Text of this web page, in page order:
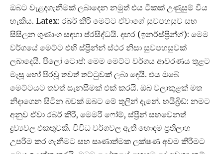
ඔබට වැළදගැනීමක් ලබාදෙන නමුත් එය ටිකක් උණුසුම් විය
හැකිය. Latex: රබර් කිරි මෙට්ට ඒවාගේ සුවපහසුව සහ
සිසිලන ගුණාංග සඳහා ප්රසිද්ධයි. දඟර (ඉනර්ස්ප්‍රින්ග්): මෙම
වර්ගයේ මෙට්ට එහි ස්ප්‍රින්න් ස්ථර නිසා සුවපහසුවක්
ලබාදෙයි. පිලෝ ටොප්: මෙම මෙට්ට වර්ගය ආවරණය තුළට
මැසූ හෝ පිරවූ තවත් තට්ටුවක් ලබා දෙයි. එය ඔබේ
මෙට්ටයට තවත් සැනසීමක් එක් කරයි. ඔබ වලාකුළක් මත
නිදාගෙන සිටින බවක් ඔබට මේ තුලින් දැනේ. හයිබ්‍රිඩ්: නමට
අනුව ඒවා රබර් කිරි, මෙමරි ෆෝම්, ස්ප්‍රීන් සහවෙනත්
ද්‍රව්‍යවල එකතුවකි. විවිධ වර්ගවල ඇති හොඳම ප්‍රතිලාභ
උපරිම කර ගැනීමට සහ සෘණාත්මක ලක්ෂණ අවම කිරීමට